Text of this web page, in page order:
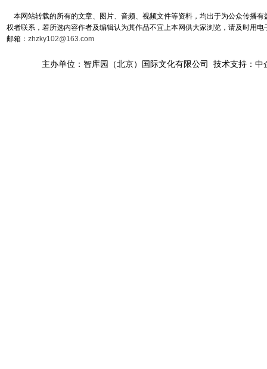
本网站转载的所有的文章、图片、音频、视频文件等资料，均出于为公众传播
权者联系，若所选内容作者及编辑认为其作品不宜上本网供大家浏览，请及时用
邮箱： zhzky102@163.com
主办单位：智库园（北京）国际文化有限公司 技术支持：